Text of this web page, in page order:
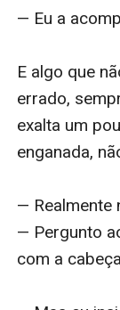
— Eu a
E algo que
errado,
exalta um
enganada,
— Realmente
— Pergunto
com a